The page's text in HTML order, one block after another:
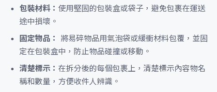
包裝材料： 使用堅固的包裝盒或袋子，避免包裹在運送
途中損壞。
固定物品：
將易碎物品用氣泡袋或緩衝材料包覆，並固
定在包裝盒中，防止物品碰撞或移動。
清楚標示： 在拆分後的每個包裹上，清楚標示內容物名
稱和數量，方便收件人辨識。